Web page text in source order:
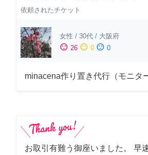
依頼されたチケット
女性 / 30代 / 大阪府
sentiment_satisfied 26 sentiment_neutral 0 sentiment_dissatisfied 0
minacena作り置き代行（モニタ
お取引有難う御座いました。 早